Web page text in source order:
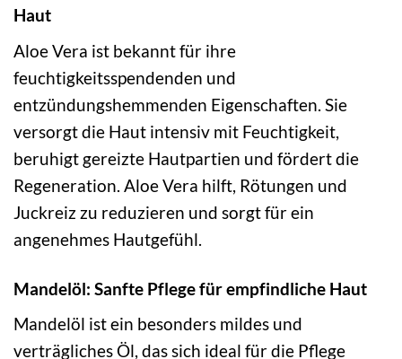
Haut
Aloe Vera ist bekannt für ihre
feuchtigkeitsspendenden und
entzündungshemmenden Eigenschaften. Sie
versorgt die Haut intensiv mit Feuchtigkeit,
beruhigt gereizte Hautpartien und fördert die
Regeneration. Aloe Vera hilft, Rötungen und
Juckreiz zu reduzieren und sorgt für ein
angenehmes Hautgefühl.
Mandelöl: Sanfte Pflege für empfindliche Haut
Mandelöl ist ein besonders mildes und
verträgliches Öl, das sich ideal für die Pflege